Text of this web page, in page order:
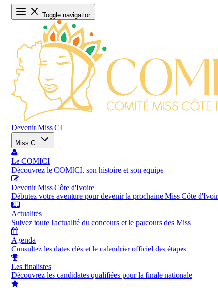
Toggle navigation
Devenir Miss CI
Miss CI
Le COMICI
Découvrez le COMICI, son histoire et son équipe
Devenir Miss Côte d'Ivoire
Débutez votre aventure pour devenir la prochaine Miss Côte
Actualités
Suivez toute l'actualité du concours et le parcours des Miss
Agenda
Consultez les dates clés et le calendrier officiel des étapes
Les finalistes
Découvrez les candidates qualifiées pour la finale nationale